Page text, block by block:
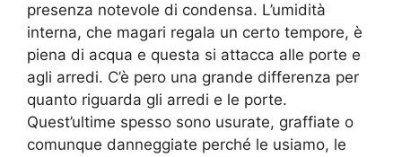
presenza notevole di condensa. L’umidità
interna, che magari regala un certo tempore, è
piena di acqua e questa si attacca alle porte e
agli arredi. C’è pero una grande differenza per
quanto riguarda gli arredi e le porte.
Quest’ultime spesso sono usurate, graffiate o
comunque danneggiate perché le usiamo, le